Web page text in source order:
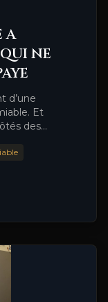
A
NE
d’une
Et
des